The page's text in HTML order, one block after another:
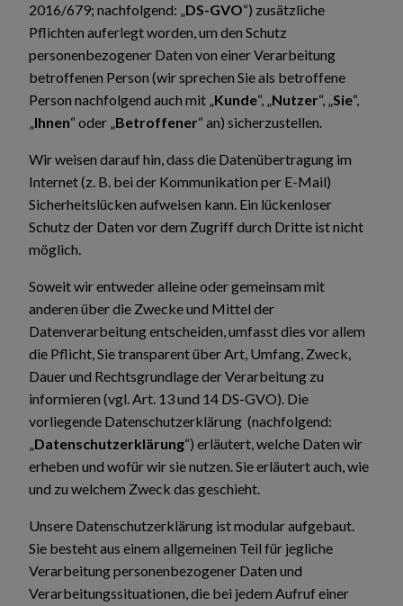
2016/679; nachfolgend: „DS-GVO“) zusätzliche
Pflichten auferlegt worden, um den Schutz
personenbezogener Daten von einer Verarbeitung
betroffenen Person (wir sprechen Sie als betroffene
Person nachfolgend auch mit „Kunde“, „Nutzer“, „Sie“,
„Ihnen“ oder „Betroffener“ an) sicherzustellen.
Wir weisen darauf hin, dass die Datenübertragung im
Internet (z. B. bei der Kommunikation per E-Mail)
Sicherheitslücken aufweisen kann. Ein lückenloser
Schutz der Daten vor dem Zugriff durch Dritte ist nicht
möglich.
Soweit wir entweder alleine oder gemeinsam mit
anderen über die Zwecke und Mittel der
Datenverarbeitung entscheiden, umfasst dies vor allem
die Pflicht, Sie transparent über Art, Umfang, Zweck,
Dauer und Rechtsgrundlage der Verarbeitung zu
informieren (vgl. Art. 13 und 14 DS-GVO). Die
vorliegende Datenschutzerklärung (nachfolgend:
„Datenschutzerklärung“) erläutert, welche Daten wir
erheben und wofür wir sie nutzen. Sie erläutert auch, wie
und zu welchem Zweck das geschieht.
Unsere Datenschutzerklärung ist modular aufgebaut.
Sie besteht aus einem allgemeinen Teil für jegliche
Verarbeitung personenbezogener Daten und
Verarbeitungssituationen, die bei jedem Aufruf einer